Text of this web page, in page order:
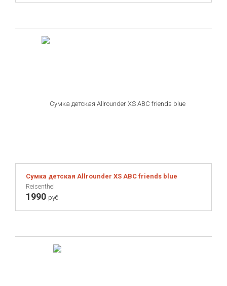
Сумка детская Allrounder XS ABC friends blue
Reisenthel
1990 руб.